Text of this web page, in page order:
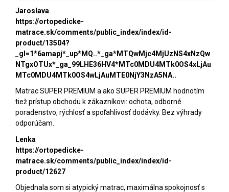
Jaroslava
https://ortopedicke-
matrace.sk/comments/public_index/index/id-
product/13504?
_gl=1*6amapj*_up*MQ..*_ga*MTQwMjc4MjUzNS4xNzQw
NTgxOTUx*_ga_99LHE36HV4*MTc0MDU4MTk0OS4xLjAu
MTc0MDU4MTk0OS4wLjAuMTE0NjY3NzA5NA..
Matrac SUPER PREMIUM a ako SUPER PREMIUM hodnotím
tiež prístup obchodu k zákazníkovi: ochota, odborné
poradenstvo, rýchlosť a spoľahlivosť dodávky. Bez výhrady
odporúčam.
Lenka
https://ortopedicke-
matrace.sk/comments/public_index/index/id-
product/12627
Objednala som si atypický matrac, maximálna spokojnosť s